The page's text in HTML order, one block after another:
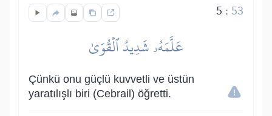
5 : 53
عَلَّمَهُۥ شَدِيدُ ٱلۡقُوَىٰ
Çünkü onu güçlü kuvvetli ve üstün
yaratılışlı biri (Cebrail) öğretti.